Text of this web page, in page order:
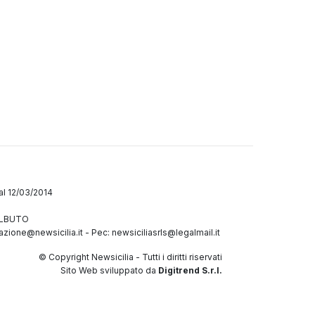
12/03/2014
- Pec: newsiciliasrls@legalmail.it
© Copyright Newsicilia - Tutti i diritti riservati
Sito Web sviluppato da Digitrend S.r.l.